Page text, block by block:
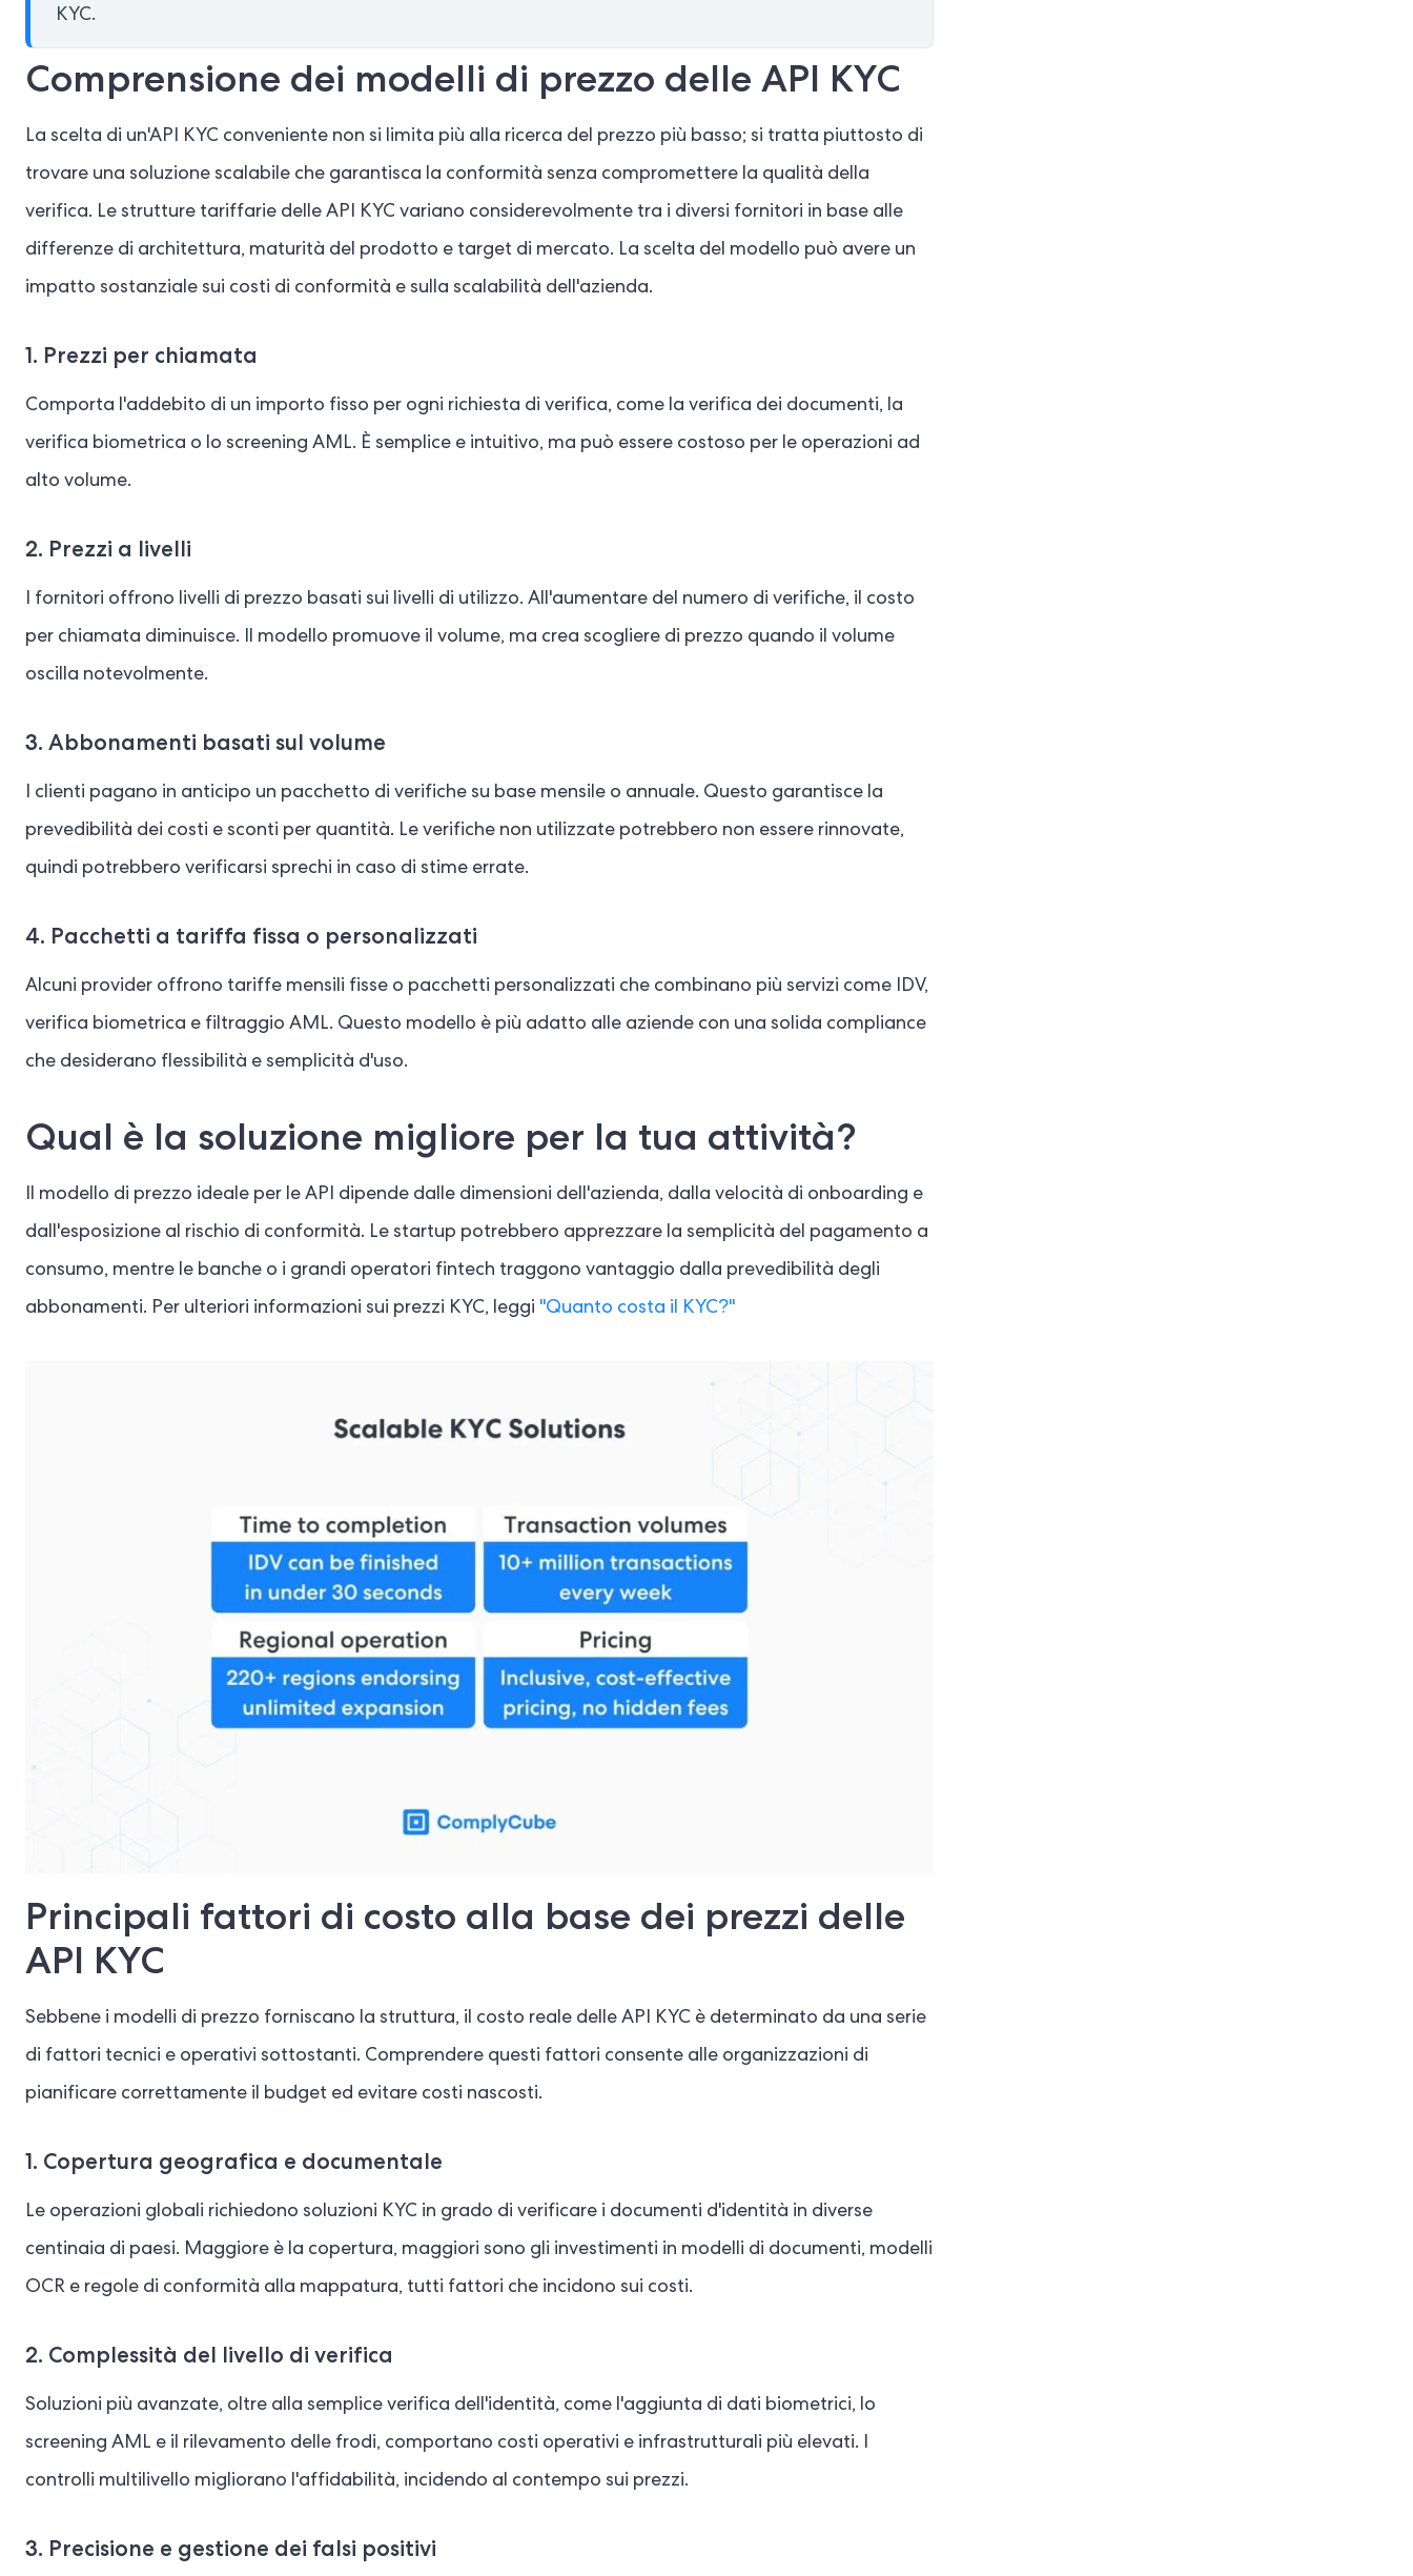
KYC.
Comprensione dei modelli di prezzo delle API KYC
La scelta di un'API KYC conveniente non si limita più alla ricerca del prezzo più basso; si tratta piuttosto di
trovare una soluzione scalabile che garantisca la conformità senza compromettere la qualità della
verifica. Le strutture tariffarie delle API KYC variano considerevolmente tra i diversi fornitori in base alle
differenze di architettura, maturità del prodotto e target di mercato. La scelta del modello può avere un
impatto sostanziale sui costi di conformità e sulla scalabilità dell'azienda.
1. Prezzi per chiamata
Comporta l'addebito di un importo fisso per ogni richiesta di verifica, come la verifica dei documenti, la
verifica biometrica o lo screening AML. È semplice e intuitivo, ma può essere costoso per le operazioni ad
alto volume.
2. Prezzi a livelli
I fornitori offrono livelli di prezzo basati sui livelli di utilizzo. All'aumentare del numero di verifiche, il costo
per chiamata diminuisce. Il modello promuove il volume, ma crea scogliere di prezzo quando il volume
oscilla notevolmente.
3. Abbonamenti basati sul volume
I clienti pagano in anticipo un pacchetto di verifiche su base mensile o annuale. Questo garantisce la
prevedibilità dei costi e sconti per quantità. Le verifiche non utilizzate potrebbero non essere rinnovate,
quindi potrebbero verificarsi sprechi in caso di stime errate.
4. Pacchetti a tariffa fissa o personalizzati
Alcuni provider offrono tariffe mensili fisse o pacchetti personalizzati che combinano più servizi come IDV,
verifica biometrica e filtraggio AML. Questo modello è più adatto alle aziende con una solida compliance
che desiderano flessibilità e semplicità d'uso.
Qual è la soluzione migliore per la tua attività?
Il modello di prezzo ideale per le API dipende dalle dimensioni dell'azienda, dalla velocità di onboarding e
dall'esposizione al rischio di conformità. Le startup potrebbero apprezzare la semplicità del pagamento a
consumo, mentre le banche o i grandi operatori fintech traggono vantaggio dalla prevedibilità degli
abbonamenti. Per ulteriori informazioni sui prezzi KYC, leggi "Quanto costa il KYC?"
Principali fattori di costo alla base dei prezzi delle
API KYC
Sebbene i modelli di prezzo forniscano la struttura, il costo reale delle API KYC è determinato da una serie
di fattori tecnici e operativi sottostanti. Comprendere questi fattori consente alle organizzazioni di
pianificare correttamente il budget ed evitare costi nascosti.
1. Copertura geografica e documentale
Le operazioni globali richiedono soluzioni KYC in grado di verificare i documenti d'identità in diverse
centinaia di paesi. Maggiore è la copertura, maggiori sono gli investimenti in modelli di documenti, modelli
OCR e regole di conformità alla mappatura, tutti fattori che incidono sui costi.
2. Complessità del livello di verifica
Soluzioni più avanzate, oltre alla semplice verifica dell'identità, come l'aggiunta di dati biometrici, lo
screening AML e il rilevamento delle frodi, comportano costi operativi e infrastrutturali più elevati. I
controlli multilivello migliorano l'affidabilità, incidendo al contempo sui prezzi.
3. Precisione e gestione dei falsi positivi